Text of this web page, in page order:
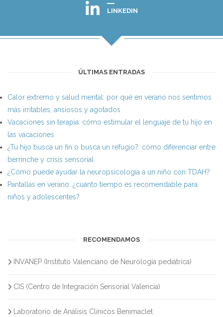
LINKEDIN
ÚLTIMAS ENTRADAS
Calor extremo y salud mental: por qué en verano nos sentimos
más irritables, ansiosos y agotados
Vacaciones sin terapia: cómo estimular el lenguaje de tu hijo en
las vacaciones
¿Tu hijo busca un fin o busca un refugio?: cómo diferenciar entre
berrinche y crisis sensorial
¿Cómo puede ayudar la neuropsicología a un niño con TDAH?
Pantallas en verano: ¿cuánto tiempo es recomendable para
niños y adolescentes?
RECOMENDAMOS
INVANEP (Instituto Valenciano de Neurología pediátrica)
CIS (Centro de Integración Sensorial Valencia)
Laboratorio de Análisis Clínicos Benimaclet